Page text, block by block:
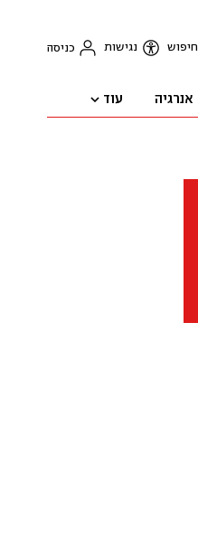
חיפוש נגישות כניסה
אנרגיה עוד